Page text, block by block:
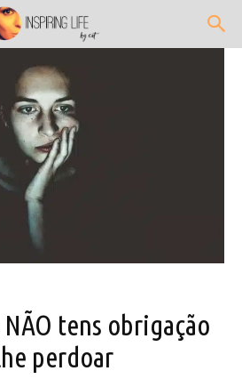
tens obrigação
perdoar